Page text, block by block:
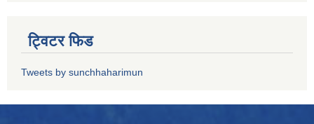
ट्विटर फिड
Tweets by sunchhaharimun